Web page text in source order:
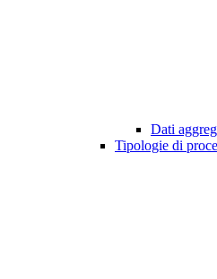
Dati
Tipologie di